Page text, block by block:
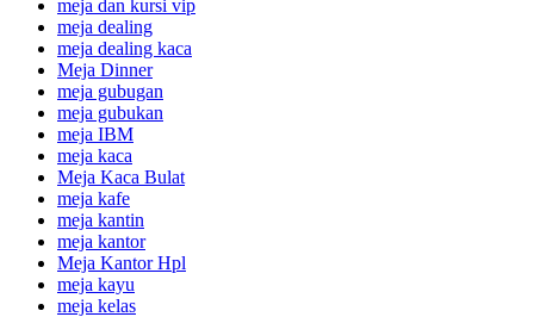
meja dan kursi vip
meja dealing
meja dealing kaca
Meja Dinner
meja gubugan
meja gubukan
meja IBM
meja kaca
Meja Kaca Bulat
meja kafe
meja kantin
meja kantor
Meja Kantor Hpl
meja kayu
meja kelas